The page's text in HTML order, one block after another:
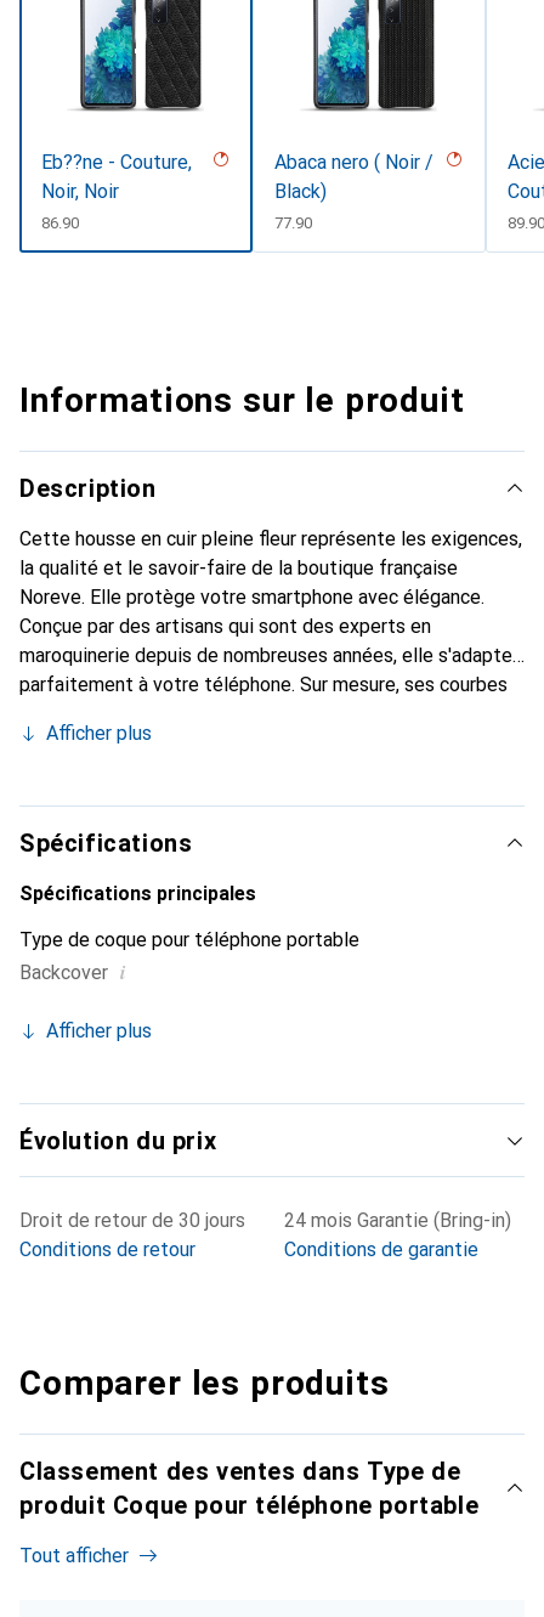
Eb??ne - Couture,
Noir, Noir
CHF
86.90
Abaca nero ( Noir /
Black)
CHF
77.90 CHF
89.90
Informations sur le produit
Description
Cette housse en cuir pleine fleur représente les exigences,
la qualité et le savoir-faire de la boutique française
Noreve. Elle protège votre smartphone avec élégance.
Conçue par des artisans qui sont des experts en
maroquinerie depuis de nombreuses années, elle s'adapte
parfaitement à votre téléphone. Sur mesure, ses courbes
devient l'accessoire stylé et indispensable pour votre
produits de haute qualité, la marque Noreve est un choix
sûr pour une clientèle exigeante.
Afficher plus
Spécifications
Spécifications principales
Type de coque pour téléphone portable
Backcover i
Afficher plus
Évolution du prix
Droit de retour de 30 jours
Conditions de retour
24 mois Garantie (Bring-in)
Conditions de garantie
Comparer les produits
Classement des ventes dans Type de
produit Coque pour téléphone portable
Tout afficher